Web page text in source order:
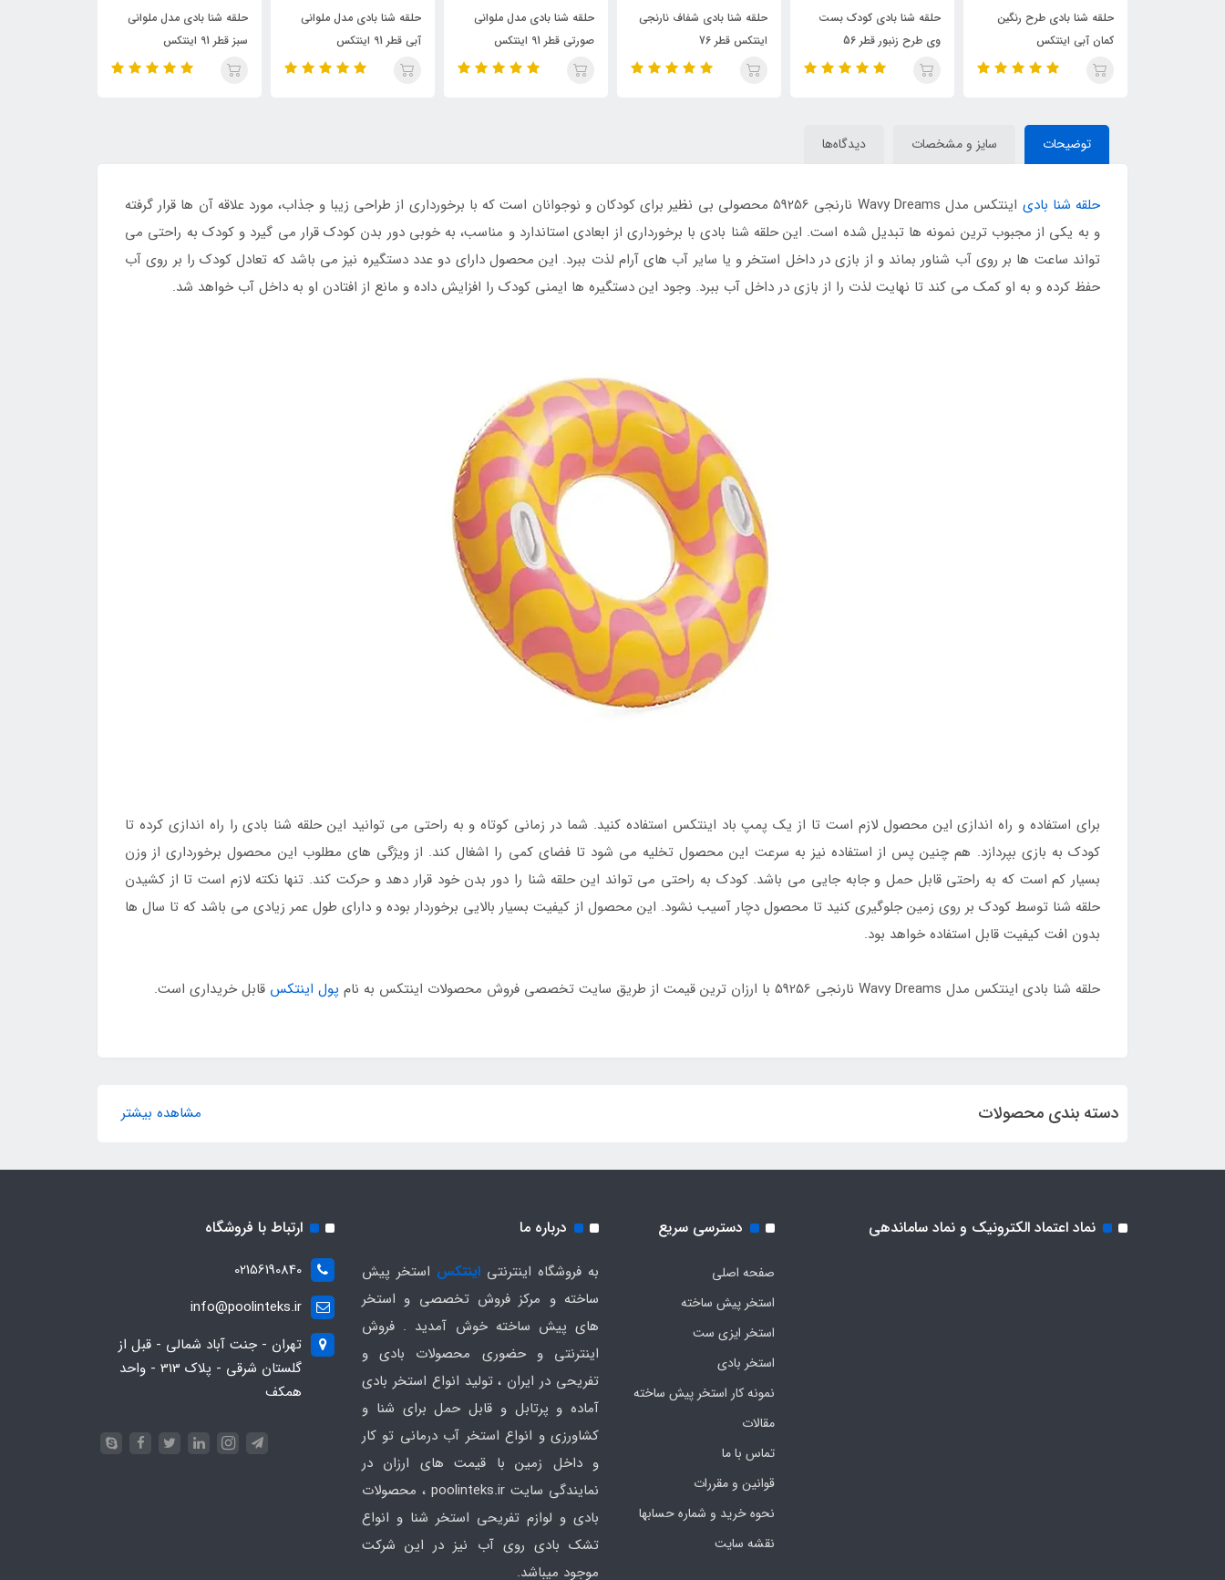
حلقه شنا بادی کودک بست
وی طرح زنبور قطر 56
حلقه شنا بادی شفاف نارنجی
اینتکس قطر 76
حلقه شنا بادی مدل ملوانی
صورتی قطر 91 اینتکس
حلقه شنا بادی مدل ملوانی
آبی قطر 91 اینتکس
حلقه شنا بادی مدل ملوانی
سبز قطر 91 اینتکس
طرح سوپر ماریو
توضیحات سایز و مشخصات دیدگاه‌ها
حلقه شنا بادی
اینتکس مدل Wavy Dreams نارنجی 59256 محصولی بی نظیر برای کودکان و نوجوانان است که با برخورداری از طراحی زیبا و جذاب، مورد علاقه آن ها قرار گرفته
و به یکی از مجبوب ترین نمونه ها تبدیل شده است. این حلقه شنا بادی با برخورداری از ابعادی استاندارد و مناسب، به خوبی دور بدن کودک قرار می گیرد و کودک به راحتی می
تواند ساعت ها بر روی آب شناور بماند و از بازی در داخل استخر و یا سایر آب های آرام لذت ببرد. این محصول دارای دو عدد دستگیره نیز می باشد که تعادل کودک را بر روی آب
حفظ کرده و به او کمک می کند تا نهایت لذت را از بازی در داخل آب ببرد. وجود این دستگیره ها ایمنی کودک را افزایش داده و مانع از افتادن او به داخل آب خواهد شد.
برای استفاده و راه اندازی این محصول لازم است تا از یک پمپ باد اینتکس استفاده کنید. شما در زمانی کوتاه و به راحتی می توانید این حلقه شنا بادی را راه اندازی کرده تا
کودک به بازی بپردازد. هم چنین پس از استفاده نیز به سرعت این محصول تخلیه می شود تا فضای کمی را اشغال کند. از ویژگی های مطلوب این محصول برخورداری از وزن
بسیار کم است که به راحتی قابل حمل و جابه جایی می باشد. کودک به راحتی می تواند این حلقه شنا را دور بدن خود قرار دهد و حرکت کند. تنها نکته لازم است تا از کشیدن
حلقه شنا توسط کودک بر روی زمین جلوگیری کنید تا محصول دچار آسیب نشود. این محصول از کیفیت بسیار بالایی برخوردار بوده و دارای طول عمر زیادی می باشد که تا سال ها
بدون افت کیفیت قابل استفاده خواهد بود.
حلقه شنا بادی اینتکس مدل Wavy Dreams نارنجی 59256 با ارزان ترین قیمت از طریق سایت تخصصی فروش محصولات اینتکس به نام پول اینتکس قابل خریداری است.
دسته بندی محصولات مشاهده بیشتر
نماد اعتماد الکترونیک و نماد ساماندهی دسترسی سریع
صفحه اصلی
استخر پیش ساخته
استخر ایزی ست
استخر بادی
نمونه کار استخر پیش ساخته
مقالات
تماس با ما
قوانین و مقررات
نحوه خرید و شماره حسابها
نقشه سایت
درباره ما
به فروشگاه اینترنتی اینتکس استخر پیش
ساخته و مرکز فروش تخصصی و استخر
های پیش ساخته خوش آمدید . فروش
اینترنتی و حضوری محصولات بادی و
تفریحی در ایران ، تولید انواع استخر بادی
آماده و پرتابل و قابل حمل برای شنا و
کشاورزی و انواع استخر آب درمانی تو کار
و داخل زمین با قیمت های ارزان در
نمایندگی سایت poolinteks.ir ، محصولات
بادی و لوازم تفریحی استخر شنا و انواع
تشک بادی روی آب نیز در این شرکت
موجود میباشد.
ارتباط با فروشگاه
02156190840
info@poolinteks.ir
تهران - جنت آباد شمالی - قبل از
گلستان شرقی - پلاک 313 - واحد
همکف